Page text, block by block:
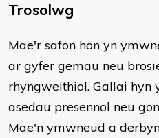
Trosolwg
​Mae'r safon hon yn
ar gyfer gemau neu
rhyngweithiol. Gallai hyn
asedau presennol neu
Mae'n ymwneud a